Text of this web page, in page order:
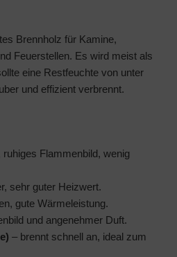
Brennholz für Kamine,
Feuerstellen. Es wird meist als
eine Restfeuchte von unter
und effizient verbrennt.
Flammenbild, wenig
sehr guter Heizwert.
gute Wärmeleistung.
und angenehmer Duft.
– brennt schnell an, ideal zum